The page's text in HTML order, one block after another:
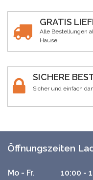
GRATIS
Alle Bestellungen
Hause.
SICHERE
Sicher und einfach
Öffnungszeiten
Mo - Fr. 10:00 -